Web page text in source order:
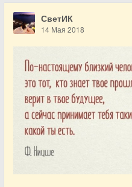
СветИК
14 Мая 2018